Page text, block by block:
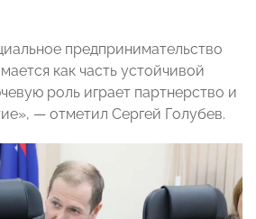
предпринимательство
как часть устойчивой
роль играет партнерство и
— отметил Сергей Голубев.